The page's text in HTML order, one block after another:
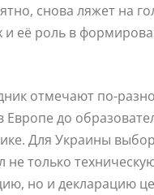
снова ляжет на
и её роль в
отмечают по-
Европе до
Для Украины
не только
но и декларацию